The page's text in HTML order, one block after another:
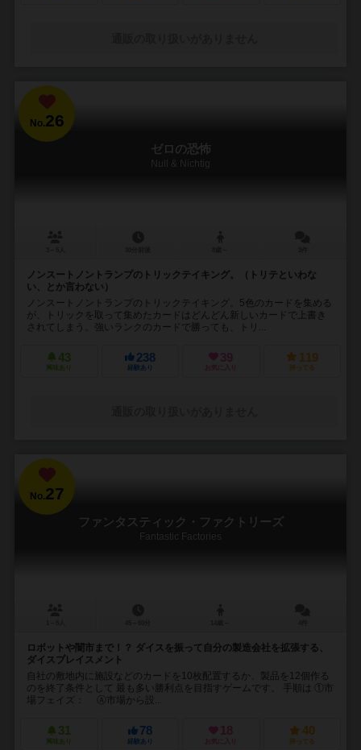
No.26
ゼロの恐怖
Null & Nichtig
ノンスートノントランプのトリックテイキング。（トリテといわな
い、とか言わない）
ノンスートノントランプのトリックテイキング。5色のカードを集める
が、トリックを取って集めたカードはどんどん新しいカードで上書き
されてしまう。強いランクのカードで勝っても、トリ...
43
興味あり
238
経験あり
39
お気に入り
119
持ってる
No.27
ファンタスティック・ファクトリーズ
Fantastic Factories
ロボットや闇市まで！？ ダイスを振って自分の製造会社を拡張する、
ダイスプレイスメント
自社の敷地内に施設などのカードを10枚配置するか、製品を12個作る
のを終了条件として 最も多い勝利点を目指すゲームです。 手順は ①市
場フェイズ： Ⓐ市場から設...
31
興味あり
78
経験あり
18
お気に入り
40
持ってる